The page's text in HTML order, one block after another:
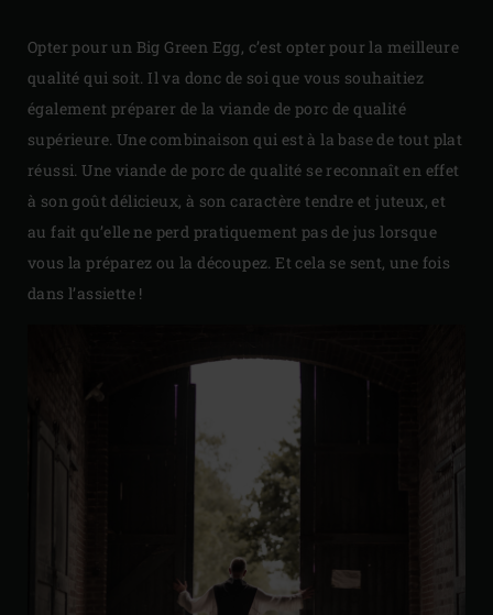
Opter pour un Big Green Egg, c’est opter pour la meilleure
qualité qui soit. Il va donc de soi que vous souhaitiez
également préparer de la viande de porc de qualité
supérieure. Une combinaison qui est à la base de tout plat
réussi. Une viande de porc de qualité se reconnaît en effet
à son goût délicieux, à son caractère tendre et juteux, et
au fait qu’elle ne perd pratiquement pas de jus lorsque
vous la préparez ou la découpez. Et cela se sent, une fois
dans l’assiette !